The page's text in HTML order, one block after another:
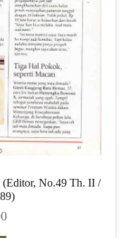
(Editor, No.49 Th. II /